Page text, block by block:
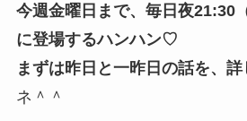
今週金曜日まで、毎日夜21:30
に登場するハンハン♡
まずは昨日と一昨日の話を、
ネ＾＾